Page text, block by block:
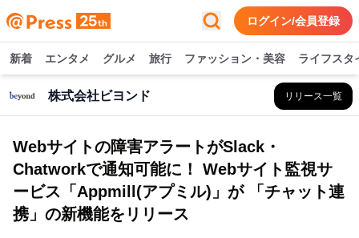
ログイン/会員登録
新着 エンタメ グルメ 旅行 ファッション・美容 ライフスタ
株式会社ビヨンド リリース一覧
Webサイトの障害アラートがSlack・
Chatworkで通知可能に！ Webサイト監視サ
ービス「Appmill(アプミル)」が 「チャット連
携」の新機能をリリース